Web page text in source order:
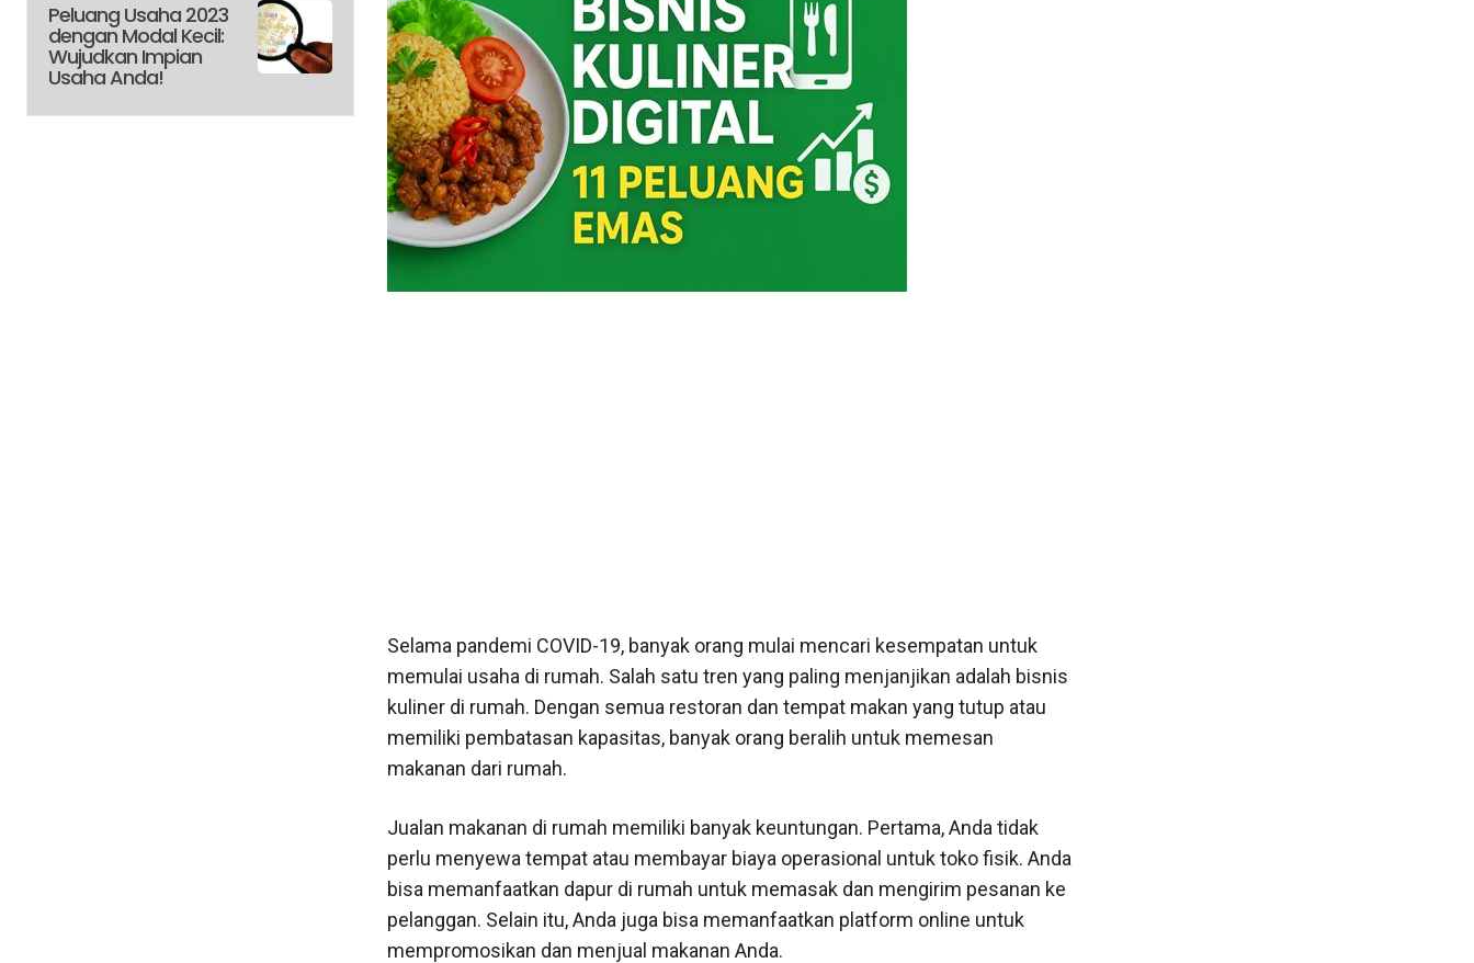
Peluang Usaha 2023
dengan Modal Kecil:
Wujudkan Impian
Usaha Anda!
Selama pandemi COVID-19, banyak orang mulai mencari kesempatan untuk
memulai usaha di rumah. Salah satu tren yang paling menjanjikan adalah bisnis
kuliner di rumah. Dengan semua restoran dan tempat makan yang tutup atau
memiliki pembatasan kapasitas, banyak orang beralih untuk memesan
makanan dari rumah.
Jualan makanan di rumah memiliki banyak keuntungan. Pertama, Anda tidak
perlu menyewa tempat atau membayar biaya operasional untuk toko fisik. Anda
bisa memanfaatkan dapur di rumah untuk memasak dan mengirim pesanan ke
pelanggan. Selain itu, Anda juga bisa memanfaatkan platform online untuk
mempromosikan dan menjual makanan Anda.